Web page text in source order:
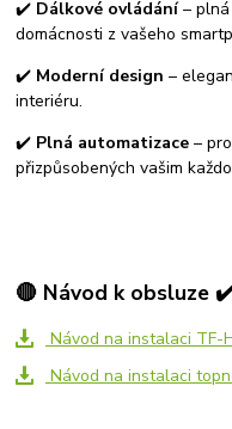
✔️ Dálkové ovládání– plná
domácnosti z vašeho
✔️ Moderní design –
interiéru.
✔️ Plná automatizace –
přizpůsobených vašim
🔴 Návod k obsluze
Návod na instalaci TF-
Návod na instalaci